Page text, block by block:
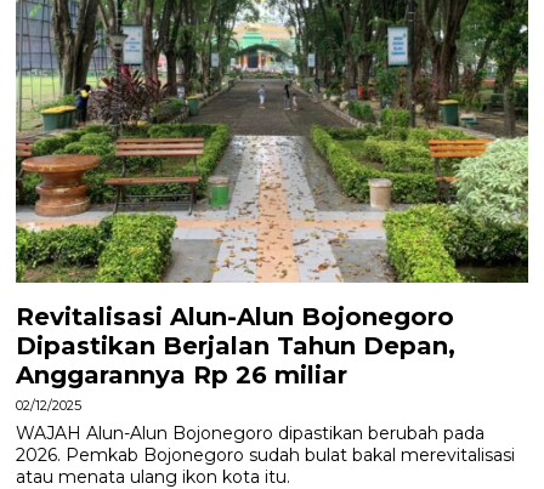
Revitalisasi Alun-Alun Bojonegoro
Dipastikan Berjalan Tahun Depan,
Anggarannya Rp 26 miliar
02/12/2025
WAJAH Alun-Alun Bojonegoro dipastikan berubah pada
2026. Pemkab Bojonegoro sudah bulat bakal merevitalisasi
atau menata ulang ikon kota itu.